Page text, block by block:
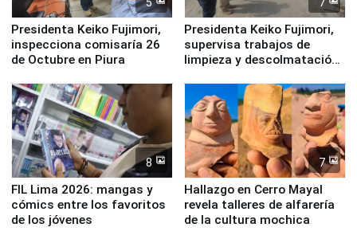
Presidenta Keiko Fujimori,
inspecciona comisaría 26
de Octubre en Piura
Presidenta Keiko Fujimori,
supervisa trabajos de
limpieza y descolmatación
8
FIL Lima 2026: mangas y
cómics entre los favoritos
de los jóvenes
7
Hallazgo en Cerro Mayal
revela talleres de alfarería
de la cultura mochica